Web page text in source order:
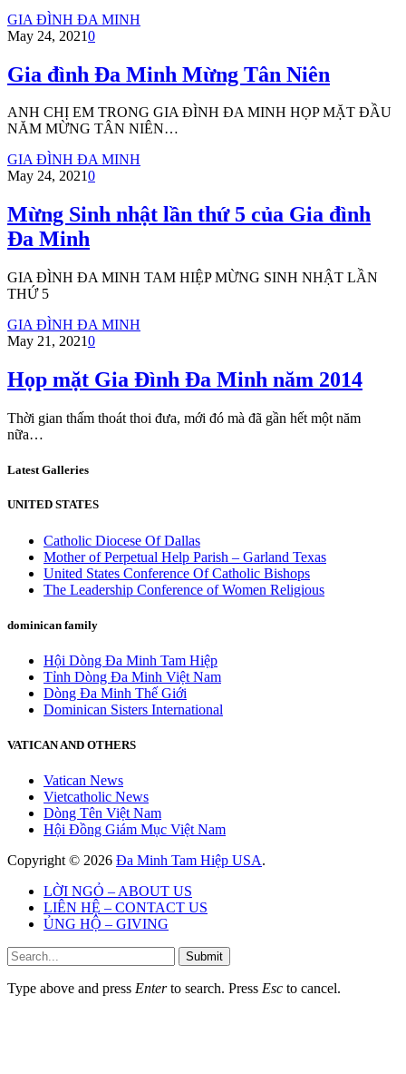
GIA ĐÌNH ĐA MINH
May 24, 20210
Gia đình Đa Minh Mừng Tân Niên
ANH CHỊ EM TRONG GIA ĐÌNH ĐA MINH HỌP MẶT ĐẦU
NĂM MỪNG TÂN NIÊN…
GIA ĐÌNH ĐA MINH
May 24, 20210
Mừng Sinh nhật lần thứ 5 của Gia đình
Đa Minh
GIA ĐÌNH ĐA MINH TAM HIỆP MỪNG SINH NHẬT LẦN
THỨ 5
GIA ĐÌNH ĐA MINH
May 21, 20210
Họp mặt Gia Đình Đa Minh năm 2014
Thời gian thấm thoát thoi đưa, mới đó mà đã gần hết một năm
nữa…
Latest Galleries
UNITED STATES
Catholic Diocese Of Dallas
Mother of Perpetual Help Parish – Garland Texas
United States Conference Of Catholic Bishops
The Leadership Conference of Women Religious
dominican family
Hội Dòng Đa Minh Tam Hiệp
Tỉnh Dòng Đa Minh Việt Nam
Dòng Đa Minh Thế Giới
Dominican Sisters International
VATICAN AND OTHERS
Vatican News
Vietcatholic News
Dòng Tên Việt Nam
Hội Đồng Giám Mục Việt Nam
Copyright © 2026 Đa Minh Tam Hiệp USA.
LỜI NGỎ – ABOUT US
LIÊN HỆ – CONTACT US
ỦNG HỘ – GIVING
Submit
Type above and press Enterto search. Press Esc to cancel.